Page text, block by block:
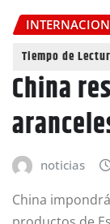
China
noticias
China